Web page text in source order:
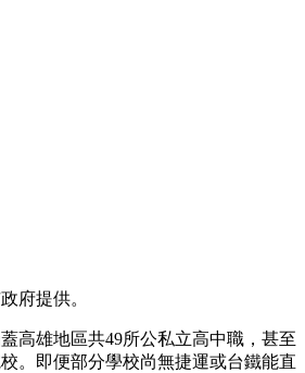
府提供。
高雄地區共49所公私立高中職，甚至
。即便部分學校尚無捷運或台鐵能直